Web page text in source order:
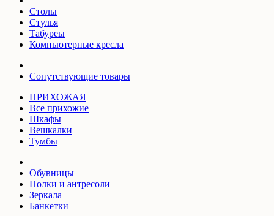
Столы
Стулья
Табуреы
Компьютерные кресла
Сопутствующие товары
ПРИХОЖАЯ
Все прихожие
Шкафы
Вешкалки
Тумбы
Обувницы
Полки и антресоли
Зеркала
Банкетки